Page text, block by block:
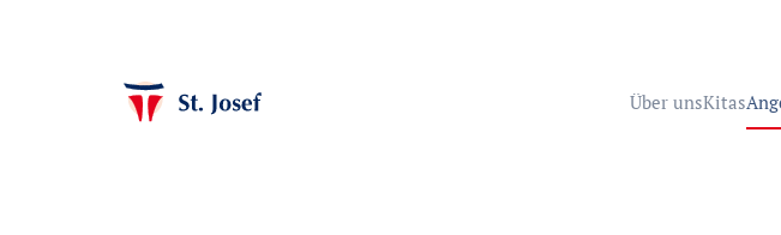
Über unsKitas